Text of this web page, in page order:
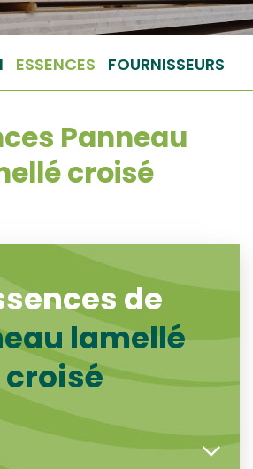
ESSENCES FOURNISSEURS
Panneau
croisé
de
lamellé
croisé